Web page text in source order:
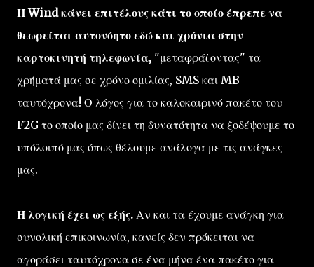
Η Wind κάνει επιτέλους κάτι το οποίο έπρεπε να
θεωρείται αυτονόητο εδώ και χρόνια στην
καρτοκινητή τηλεφωνία, "μεταφράζοντας" τα
χρήματά μας σε χρόνο ομιλίας, SMS και MB
ταυτόχρονα! Ο λόγος για το καλοκαιρινό πακέτο του
F2G το οποίο μας δίνει τη δυνατότητα να ξοδέψουμε το
υπόλοιπό μας όπως θέλουμε ανάλογα με τις ανάγκες
μας.
Η λογική έχει ως εξής. Αν και τα έχουμε ανάγκη για
συνολική επικοινωνία, κανείς δεν πρόκειται να
αγοράσει ταυτόχρονα σε ένα μήνα ένα πακέτο για